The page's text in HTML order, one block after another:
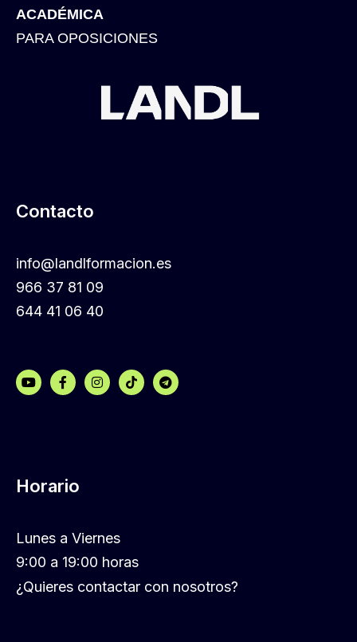
ACADÉMICA
PARA OPOSICIONES
Contacto
info@landlformacion.es
966 37 81 09
644 41 06 40
Horario
Lunes a Viernes
9:00 a 19:00 horas
¿Quieres contactar con nosotros?